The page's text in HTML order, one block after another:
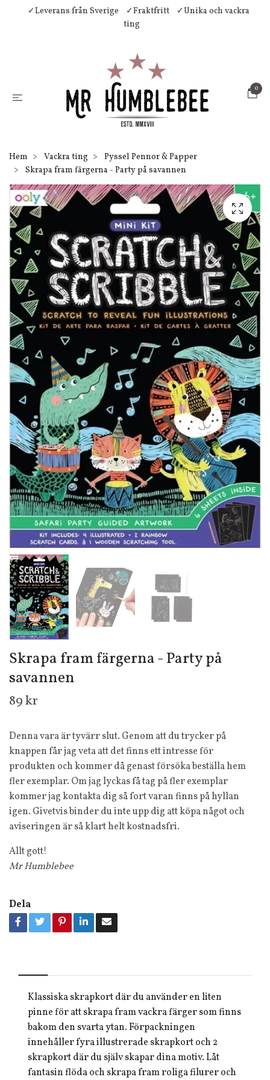
✓Leverans från Sverige ✓Fraktfritt
✓Unika och vackra
ting
0
Hem Vackra ting
Pyssel Pennor & Papper
Skrapa fram färgerna - Party på savannen
Skrapa fram färgerna - Party på
savannen
89 kr
Denna vara är tyvärr slut. Genom att du trycker på
knappen får jag veta att det finns ett intresse för
produkten och kommer då genast försöka beställa hem
fler exemplar. Om jag lyckas få tag på fler exemplar
kommer jag kontakta dig så fort varan finns på hyllan
igen. Givetvis binder du inte upp dig att köpa något och
aviseringen är så klart helt kostnadsfri.
Allt gott!
Mr Humblebee
Dela
Klassiska skrapkort där du använder en liten
pinne för att skrapa fram vackra färger som finns
bakom den svarta ytan. Förpackningen
innehåller fyra illustrerade skrapkort och 2
skrapkort där du själv skapar dina motiv. Låt
fantasin flöda och skrapa fram roliga filurer och